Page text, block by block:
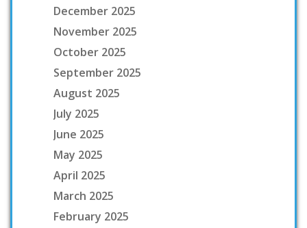
December 2025
November 2025
October 2025
September 2025
August 2025
July 2025
June 2025
May 2025
April 2025
March 2025
February 2025